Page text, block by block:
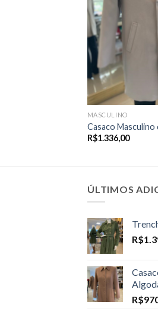
MASCULINO
Casaco Masculino
R$1.336,00
ÚLTIMOS
R$
R$